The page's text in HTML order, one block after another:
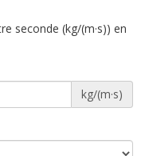
seconde (kg/(m·s)) en
kg/(m·s)